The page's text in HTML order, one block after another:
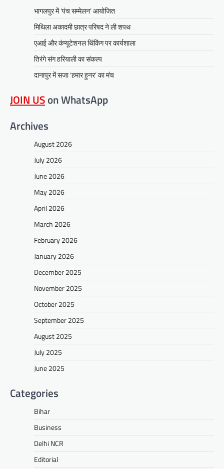
भागलपुर में ‘पंच सम्मेलन’ आयोजित
मिथिला अकादमी छात्र परिषद ने ली शपथ
एआई और कंप्यूटेशनल थिंकिंग पर कार्यशाला
तिरंगे संग हरियाली का संकल्प
दानापुर में सजा ‘हमार हुनर’ का मंच
JOIN USon WhatsApp
Archives
August 2026
July 2026
June 2026
May 2026
April 2026
March 2026
February 2026
January 2026
December 2025
November 2025
October 2025
September 2025
August 2025
July 2025
June 2025
Categories
Bihar
Business
Delhi NCR
Editorial